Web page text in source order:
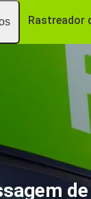
Rastreador